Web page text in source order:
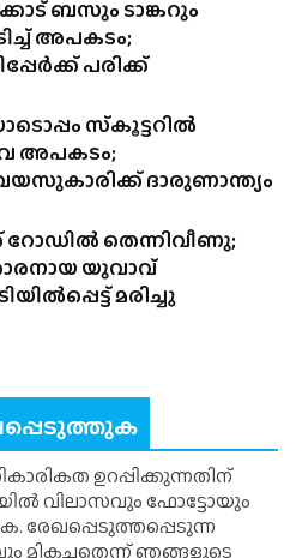
ബസും ടാങ്കറും
അപകടം;
പരിക്ക്
സ്‌കൂട്ടറിൽ
അപകടം;
ദാരുണാന്ത്യം
തെന്നിവീണു;
യുവാവ്
മരിച്ചു
ഉറപ്പിക്കുന്നതിന്
വിലാസവും ഫോട്ടോയും
രേഖപ്പെടുത്തപ്പെടുന്ന
മികച്ചതെന്ന് ഞങ്ങളുടെ